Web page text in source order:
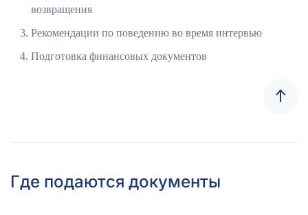
возвращения
Рекомендации по поведению во время интервью
Подготовка финансовых документов
Где подаются документы